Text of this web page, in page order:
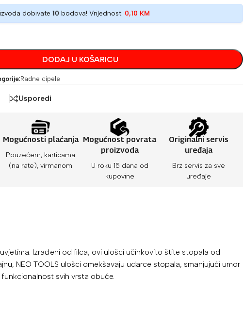
dobivate 10 bodova! Vrijednost: 0,10 KM
DODAJ U KOŠARICU
Radne cipele
Usporedi
Mogućnosti plaćanja
Pouzećem, karticama
(na rate), virmanom
Mogućnost povrata
proizvoda
U roku 15 dana od
kupovine
Originalni servis
uređaja
Brz servis za sve
uređaje
Izrađeni od filca, ovi ulošci učinkovito štite stopala od
NEO TOOLS ulošci omekšavaju udarce stopala, smanjujući umor
svih vrsta obuće.